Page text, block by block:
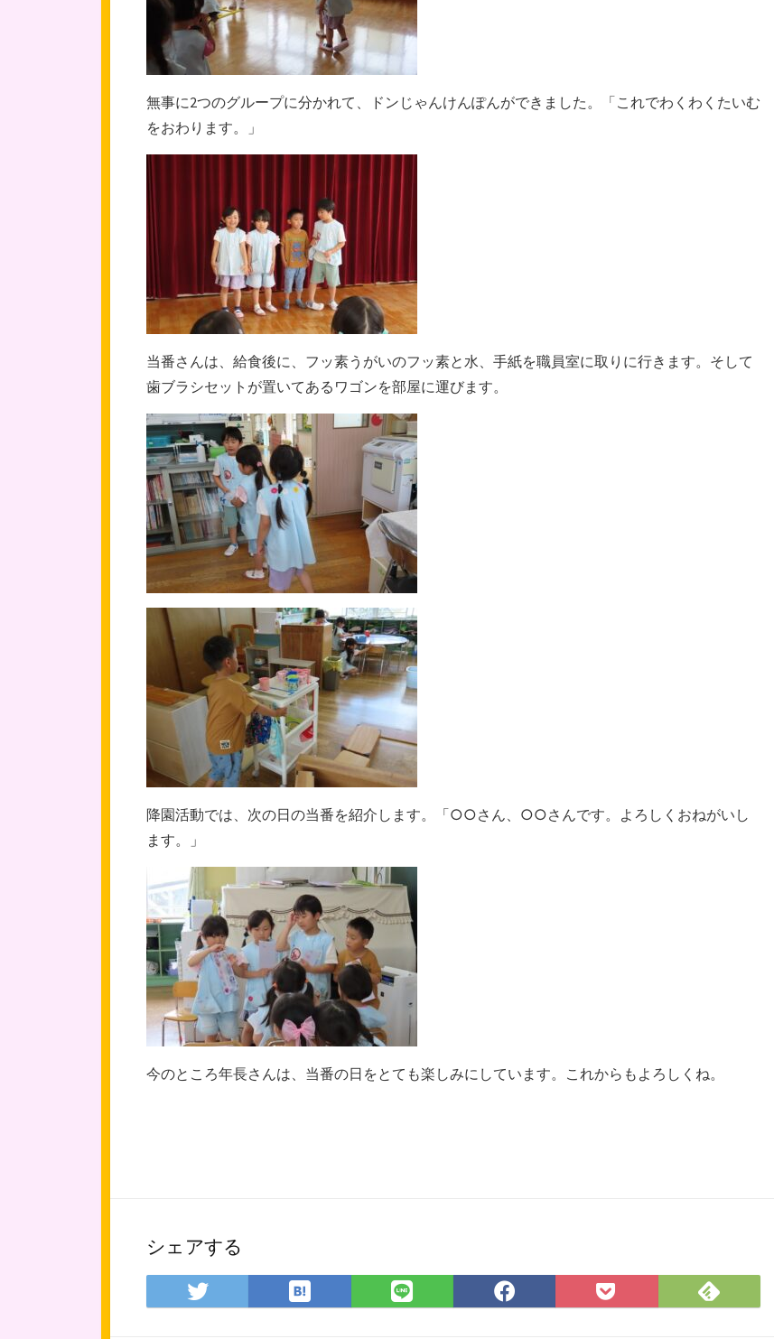
無事に2つのグループに分かれて、ドンじゃんけんぽんができました。「これでわくわくたいむ
をおわります。」
当番さんは、給食後に、フッ素うがいのフッ素と水、手紙を職員室に取りに行きます。そして
歯ブラシセットが置いてあるワゴンを部屋に運びます。
降園活動では、次の日の当番を紹介します。「○○さん、○○さんです。よろしくおねがいし
ます。」
今のところ年長さんは、当番の日をとても楽しみにしています。これからもよろしくね。
シェアする
Twitter
で
は
て
LINE
で
Facebook
で
Pocket
に
Feedly
で